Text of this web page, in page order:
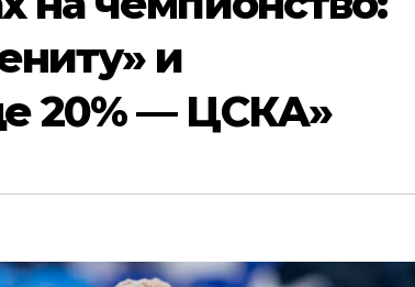
и
20% — ЦСКА»